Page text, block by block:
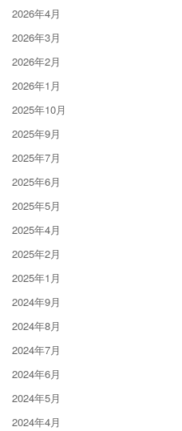
2026年4月
2026年3月
2026年2月
2026年1月
2025年10月
2025年9月
2025年7月
2025年6月
2025年5月
2025年4月
2025年2月
2025年1月
2024年9月
2024年8月
2024年7月
2024年6月
2024年5月
2024年4月